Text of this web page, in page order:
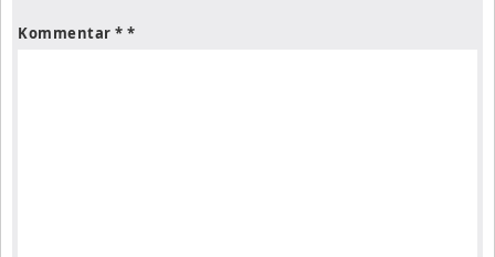
Kommentar *